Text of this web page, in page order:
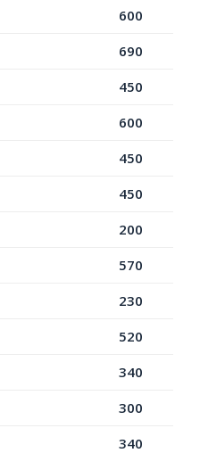
600
690
450
600
450
450
200
570
230
520
340
300
340